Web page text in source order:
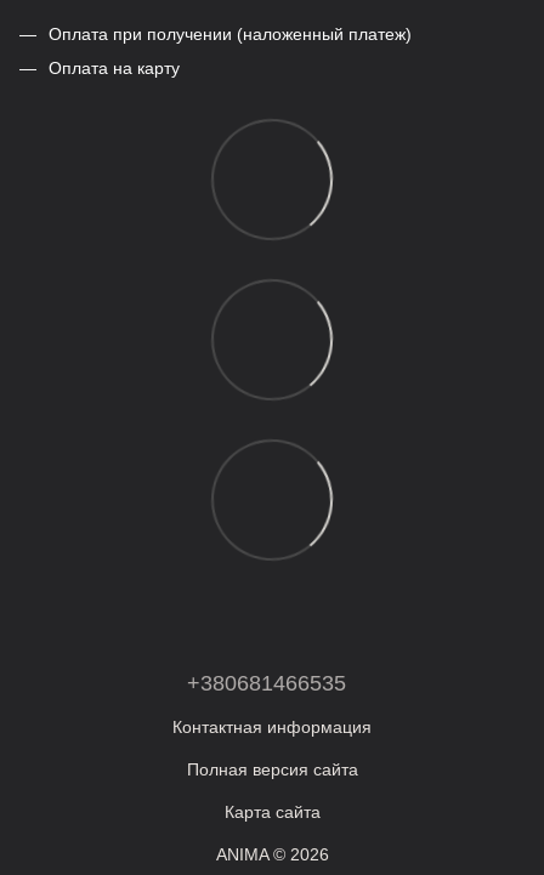
Оплата при получении (наложенный платеж)
Оплата на карту
+380681466535
Контактная информация
Полная версия сайта
Карта сайта
ANIMA © 2026